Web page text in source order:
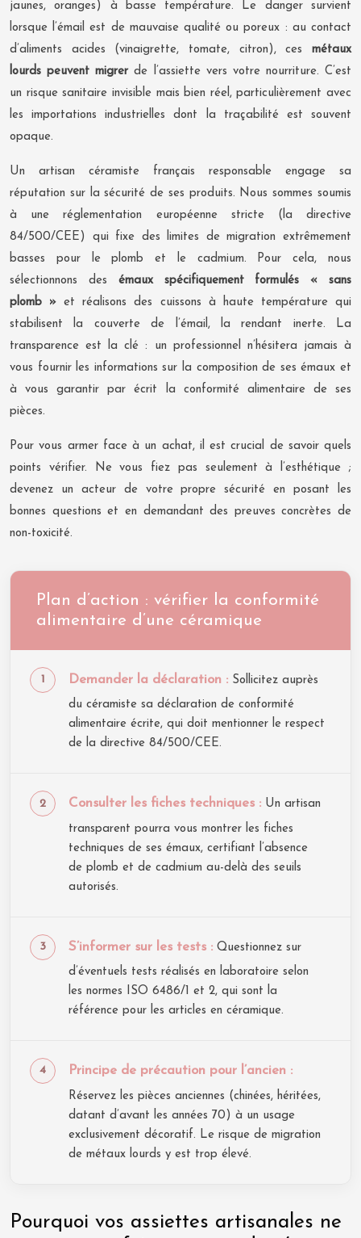
jaunes, oranges) à basse température. Le danger survient
lorsque l’émail est de mauvaise qualité ou poreux : au contact
d’aliments acides (vinaigrette, tomate, citron), ces métaux
lourds peuvent migrerde l’assiette vers votre nourriture. C’est
un risque sanitaire invisible mais bien réel, particulièrement avec
les importations industrielles dont la traçabilité est souvent
opaque.
Un artisan céramiste français responsable engage sa
réputation sur la sécurité de ses produits. Nous sommes soumis
à une réglementation européenne stricte (la directive
84/500/CEE) qui fixe des limites de migration extrêmement
basses pour le plomb et le cadmium. Pour cela, nous
sélectionnons des émaux spécifiquement formulés « sans
plomb » et réalisons des cuissons à haute température qui
stabilisent la couverte de l’émail, la rendant inerte. La
transparence est la clé : un professionnel n’hésitera jamais à
vous fournir les informations sur la composition de ses émaux et
à vous garantir par écrit la conformité alimentaire de ses
pièces.
Pour vous armer face à un achat, il est crucial de savoir quels
points vérifier. Ne vous fiez pas seulement à l’esthétique ;
devenez un acteur de votre propre sécurité en posant les
bonnes questions et en demandant des preuves concrètes de
non-toxicité.
Plan d’action : vérifier la conformité
alimentaire d’une céramique
Demander la déclaration : Sollicitez auprès
du céramiste sa déclaration de conformité
alimentaire écrite, qui doit mentionner le respect
de la directive 84/500/CEE.
Consulter les fiches techniques : Un artisan
transparent pourra vous montrer les fiches
techniques de ses émaux, certifiant l’absence
de plomb et de cadmium au-delà des seuils
autorisés.
S’informer sur les tests : Questionnez sur
d’éventuels tests réalisés en laboratoire selon
les normes ISO 6486/1 et 2, qui sont la
référence pour les articles en céramique.
Principe de précaution pour l’ancien :
Réservez les pièces anciennes (chinées, héritées,
datant d’avant les années 70) à un usage
exclusivement décoratif. Le risque de migration
de métaux lourds y est trop élevé.
Pourquoi vos assiettes artisanales ne